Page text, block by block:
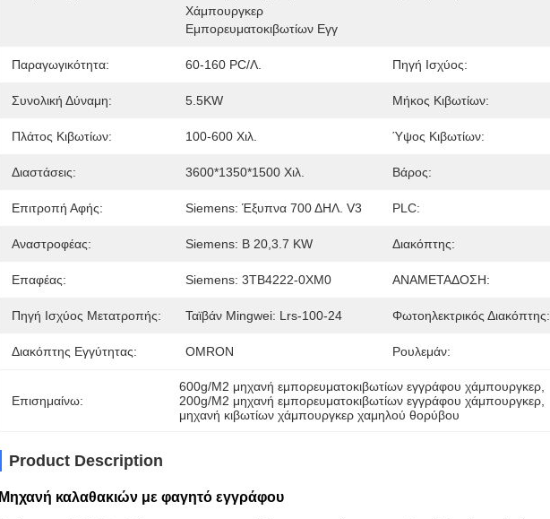
Χάμπουργκερ
Εμπορευματοκιβωτίων Εγγ
Παραγωγικότητα: 60-160 PC/λ. Πηγή Ισχύος:
Συνολική Δύναμη: 5.5KW Μήκος Κιβωτίων:
Πλάτος Κιβωτίων: 100-600 Χιλ. Ύψος Κιβωτίων:
Διαστάσεις: 3600*1350*1500 Χιλ. Βάρος:
Επιτροπή Αφής: Siemens: Έξυπνα 700 ΔΗΛ. V3 PLC:
Αναστροφέας: Siemens: Β 20,3.7 KW Διακόπτης:
Επαφέας: Siemens: 3TB4222-0XM0 ΑΝΑΜΕΤΑΔΟΣΗ:
Πηγή Ισχύος Μετατροπής: Ταϊβάν Mingwei: Lrs-100-24 Φωτοηλεκτρικός Διακόπτης:
Διακόπτης Εγγύτητας: OMRON Ρουλεμάν:
Επισημαίνω:
600g/M2 μηχανή εμπορευματοκιβωτίων εγγράφου χάμπουργκερ
200g/M2 μηχανή εμπορευματοκιβωτίων εγγράφου χάμπουργκερ
μηχανή κιβωτίων χάμπουργκερ χαμηλού θορύβου
Product Description
Μηχανή καλαθακιών με φαγητό εγγράφου